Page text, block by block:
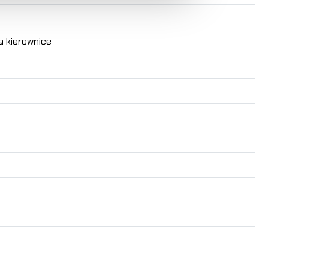
kierownice